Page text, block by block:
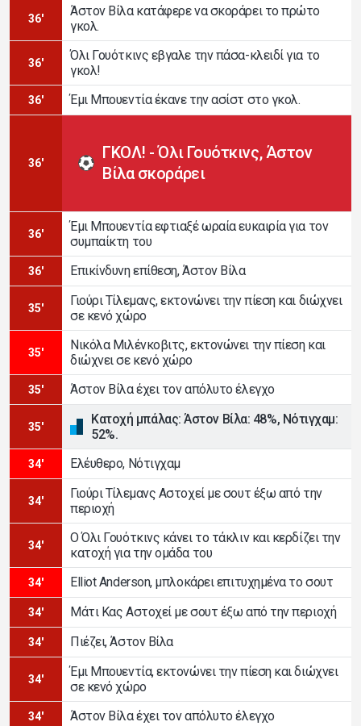
36'
Άστον Βίλα κατάφερε να σκοράρει το πρώτο
γκολ.
36'
Όλι Γουότκινς εβγαλε την πάσα-κλειδί για το
γκολ!
36' Έμι Μπουεντία έκανε την ασίστ στο γκολ.
36'
ΓΚΟΛ! - Όλι Γουότκινς, Άστον
Βίλα σκοράρει
36'
Έμι Μπουεντία εφτιαξέ ωραία ευκαιρία για τον
συμπαίκτη του
36' Επικίνδυνη επίθεση, Άστον Βίλα
35'
Γιούρι Τίλεμανς, εκτονώνει την πίεση και διώχνει
σε κενό χώρο
35'
Νικόλα Μιλένκοβιτς, εκτονώνει την πίεση και
διώχνει σε κενό χώρο
35' Άστον Βίλα έχει τον απόλυτο έλεγχο
35'
Κατοχή μπάλας: Άστον Βίλα: 48%, Νότιγχαμ:
52%.
34' Ελέυθερο, Νότιγχαμ
34'
Γιούρι Τίλεμανς Αστοχεί με σουτ έξω από την
περιοχή
34'
Ο Όλι Γουότκινς κάνει το τάκλιν και κερδίζει την
κατοχή για την ομάδα του
34' Elliot Anderson, μπλοκάρει επιτυχημένα το σουτ
34' Μάτι Κας Αστοχεί με σουτ έξω από την περιοχή
34' Πιέζει, Άστον Βίλα
34'
Έμι Μπουεντία, εκτονώνει την πίεση και διώχνει
σε κενό χώρο
34' Άστον Βίλα έχει τον απόλυτο έλεγχο